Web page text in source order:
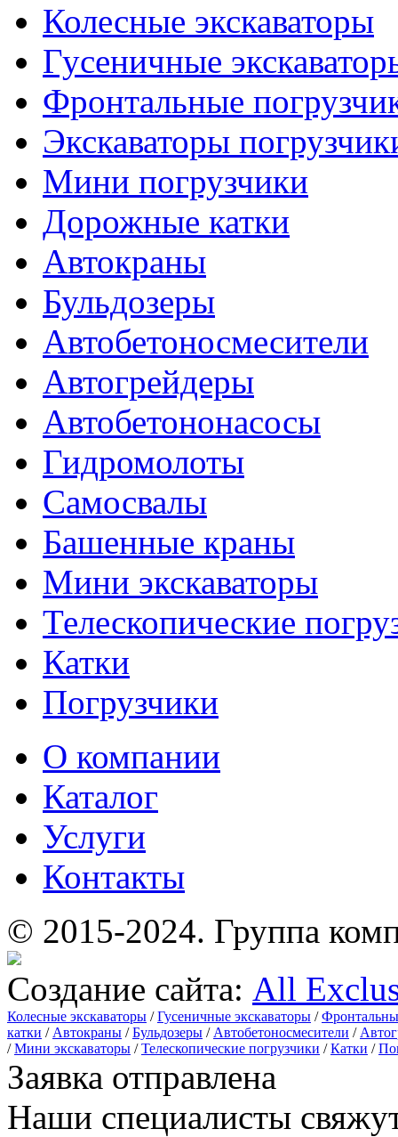
Колесные экскаваторы
Гусеничные
Фронтальные
Экскаваторы
Мини погрузчики
Дорожные катки
Автокраны
Бульдозеры
Автобетоносмесители
Автогрейдеры
Автобетононасосы
Гидромолоты
Самосвалы
Башенные краны
Мини экскаваторы
Телескопические
Катки
Погрузчики
О компании
Каталог
Услуги
Контакты
© 2015-2024. Группа
Создание сайта: All
Колесные экскаваторы /Гусеничные экскаваторы /
катки / Автокраны /Бульдозеры / Автобетоносмесители /
/Мини экскаваторы /Телескопические погрузчики /Катки /
Заявка отправлена
Наши специалисты